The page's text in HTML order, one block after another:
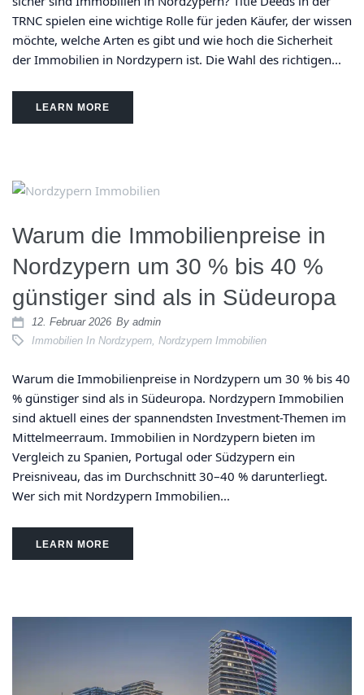
TRNC spielen eine wichtige Rolle für jeden Käufer, der wissen
möchte, welche Arten es gibt und wie hoch die Sicherheit
der Immobilien in Nordzypern ist. Die Wahl des richtigen...
LEARN MORE
Warum die Immobilienpreise in
Nordzypern um 30 % bis 40 %
günstiger sind als in Südeuropa
12. Februar 2026 By admin
Immobilien In Nordzypern Nordzypern Immobilien
Warum die Immobilienpreise in Nordzypern um 30 % bis 40
% günstiger sind als in Südeuropa. Nordzypern Immobilien
sind aktuell eines der spannendsten Investment-Themen im
Mittelmeerraum. Immobilien in Nordzypern bieten im
Vergleich zu Spanien, Portugal oder Südzypern ein
Preisniveau, das im Durchschnitt 30–40 % darunterliegt.
Wer sich mit Nordzypern Immobilien...
LEARN MORE